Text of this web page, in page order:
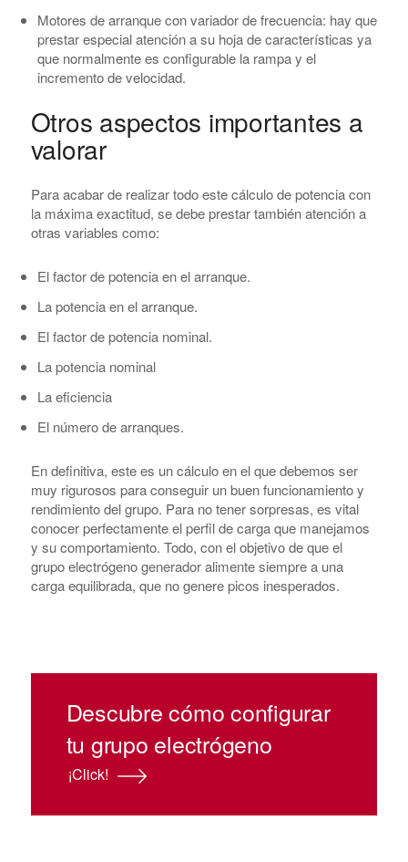
Motores de arranque con variador de frecuencia: hay que
prestar especial atención a su hoja de características ya
que normalmente es configurable la rampa y el
incremento de velocidad.
Otros aspectos importantes a
valorar
Para acabar de realizar todo este cálculo de potencia con
la máxima exactitud, se debe prestar también atención a
otras variables como:
El factor de potencia en el arranque.
La potencia en el arranque.
El factor de potencia nominal.
La potencia nominal
La eficiencia
El número de arranques.
En definitiva, este es un cálculo en el que debemos ser
muy rigurosos para conseguir un buen funcionamiento y
rendimiento del grupo. Para no tener sorpresas, es vital
conocer perfectamente el perfil de carga que manejamos
y su comportamiento. Todo, con el objetivo de que el
grupo electrógeno generador alimente siempre a una
carga equilibrada, que no genere picos inesperados.
Descubre cómo configurar
tu grupo electrógeno
¡Click!